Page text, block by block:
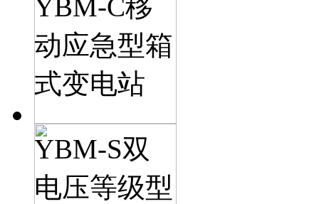
YBM-C移
动应急型箱
式变电站
YBM-S双
电压等级型